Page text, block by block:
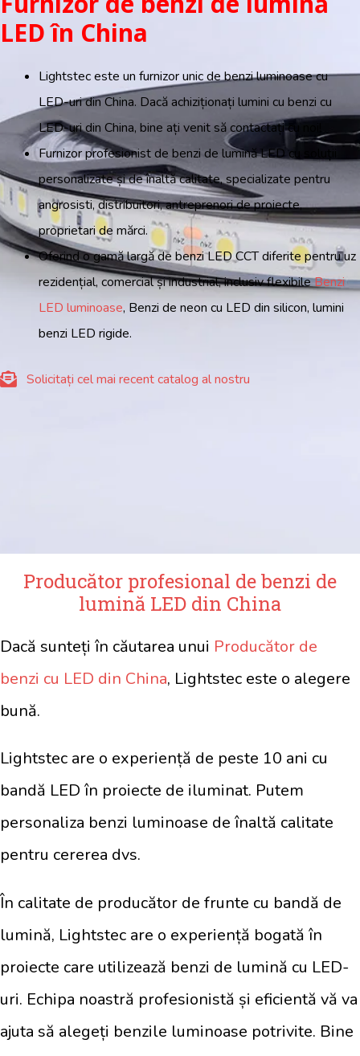
LED în China
Lightstec este un furnizor unic de benzi luminoase cu
LED-uri din China. Dacă achiziționați lumini cu benzi cu
LED-uri din China, bine ați venit să contactați cu noi!
Furnizor profesionist de benzi de lumină LED cu soluții
personalizate și de înaltă calitate, specializate pentru
angrosisti, distribuitori, antreprenori de proiecte,
proprietari de mărci.
Oferind o gamă largă de benzi LED CCT diferite pentru uz
rezidențial, comercial și industrial, inclusiv flexibileBenzi
LED luminoase, Benzi de neon cu LED din silicon, lumini
benzi LED rigide.
Solicitați cel mai recent catalog al nostru
Producător profesional de benzi de
lumină LED din China
Dacă sunteți în căutarea unui Producător de
benzi cu LED din China, Lightstec este o alegere
bună.
Lightstec are o experiență de peste 10 ani cu
bandă LED în proiecte de iluminat. Putem
personaliza benzi luminoase de înaltă calitate
pentru cererea dvs.
În calitate de producător de frunte cu bandă de
lumină, Lightstec are o experiență bogată în
proiecte care utilizează benzi de lumină cu LED-
uri. Echipa noastră profesionistă și eficientă vă va
ajuta să alegeți benzile luminoase potrivite. Bine